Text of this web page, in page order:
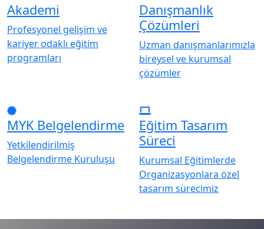
Akademi
Profesyonel gelişim ve
kariyer odaklı eğitim
programları
Danışmanlık
Çözümleri
Uzman danışmanlarımızla
bireysel ve kurumsal
çözümler
MYK Belgelendirme
Yetkilendirilmiş
Belgelendirme Kuruluşu
Eğitim Tasarım
Süreci
Kurumsal Eğitimlerde
Organizasyonlara özel
tasarım sürecimiz